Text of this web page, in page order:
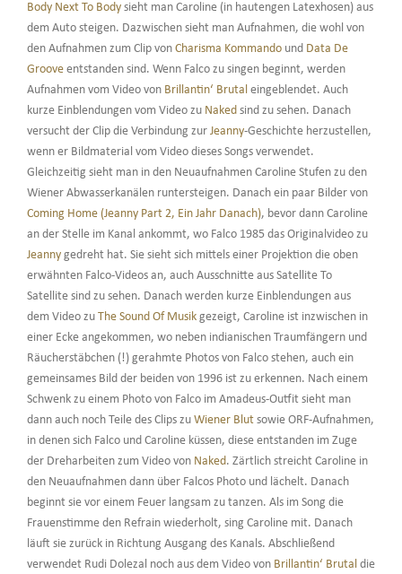
Body Next To Bodysieht man Caroline (in hautengen Latexhosen) aus
dem Auto steigen. Dazwischen sieht man Aufnahmen, die wohl von
den Aufnahmen zum Clip von Charisma Kommandound Data De
Grooveentstanden sind. Wenn Falco zu singen beginnt, werden
Aufnahmen vom Video von Brillantin‘ Brutaleingeblendet. Auch
kurze Einblendungen vom Video zu Nakedsind zu sehen. Danach
versucht der Clip die Verbindung zur Jeanny-Geschichte herzustellen,
wenn er Bildmaterial vom Video dieses Songs verwendet.
Gleichzeitig sieht man in den Neuaufnahmen Caroline Stufen zu den
Wiener Abwasserkanälen runtersteigen. Danach ein paar Bilder von
Coming Home (Jeanny Part 2, Ein Jahr Danach), bevor dann Caroline
an der Stelle im Kanal ankommt, wo Falco 1985 das Originalvideo zu
Jeannygedreht hat. Sie sieht sich mittels einer Projektion die oben
erwähnten Falco-Videos an, auch Ausschnitte aus Satellite To
Satellite sind zu sehen. Danach werden kurze Einblendungen aus
dem Video zu The Sound Of Musikgezeigt, Caroline ist inzwischen in
einer Ecke angekommen, wo neben indianischen Traumfängern und
Räucherstäbchen (!) gerahmte Photos von Falco stehen, auch ein
gemeinsames Bild der beiden von 1996 ist zu erkennen. Nach einem
Schwenk zu einem Photo von Falco im Amadeus-Outfit sieht man
dann auch noch Teile des Clips zu Wiener Blutsowie ORF-Aufnahmen,
in denen sich Falco und Caroline küssen, diese entstanden im Zuge
der Dreharbeiten zum Video von Naked. Zärtlich streicht Caroline in
den Neuaufnahmen dann über Falcos Photo und lächelt. Danach
beginnt sie vor einem Feuer langsam zu tanzen. Als im Song die
Frauenstimme den Refrain wiederholt, sing Caroline mit. Danach
läuft sie zurück in Richtung Ausgang des Kanals. Abschließend
verwendet Rudi Dolezal noch aus dem Video von Brillantin‘ Brutaldie